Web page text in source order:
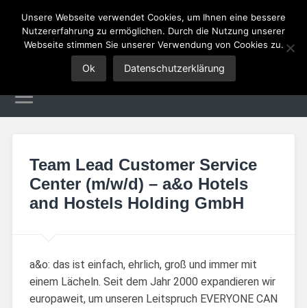
Tourismus Jobs
Team Lead Customer Service
Center (m/w/d) – a&o Hotels
and Hostels Holding GmbH
a&o: das ist einfach, ehrlich, groß und immer mit
einem Lächeln. Seit dem Jahr 2000 expandieren wir
europaweit, um unseren Leitspruch EVERYONE CAN
Unsere Webseite verwendet Cookies, um Ihnen eine bessere
Nutzererfahrung zu ermöglichen. Durch die Nutzung unserer
Webseite stimmen Sie unserer Verwendung von Cookies zu.
Ok Datenschutzerklärung